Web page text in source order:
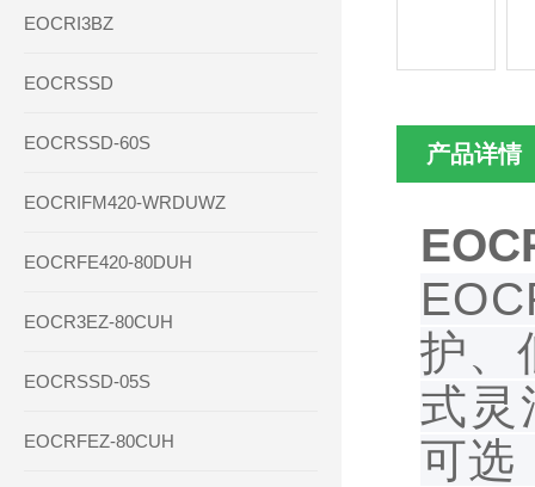
EOCRI3BZ
EOCRSSD
EOCRSSD-60S
EOCRIFM420-WRDUWZ
EOCRFE420-80DUH
EOCR3EZ-80CUH
EOCRSSD-05S
EOCRFEZ-80CUH
产品详情
护、
式灵
可选